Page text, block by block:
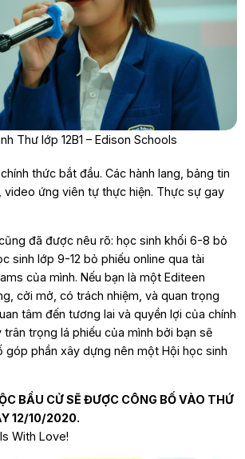
Thư lớp 12B1 – Edison Schools
thức bắt đầu. Các hành lang, bảng tin
video ứng viên tự thực hiện. Thực sự gay
đã được nêu rõ: học sinh khối 6-8 bỏ
sinh lớp 9-12 bỏ phiếu online qua tài
của mình. Nếu bạn là một Editeen
cởi mở, có trách nhiệm, và quan trọng
tâm đến tương lai và quyền lợi của chính
trân trọng lá phiếu của mình bởi bạn sẽ
góp phần xây dựng nên một Hội học sinh
BẦU CỬ SẼ ĐƯỢC CÔNG BỐ VÀO THỨ
12/10/2020.
With Love!